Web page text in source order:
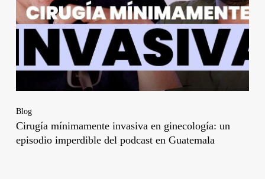
Blog
Cirugía mínimamente invasiva en ginecología: un
episodio imperdible del podcast en Guatemala